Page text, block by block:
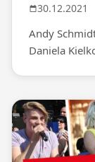
30.12.2021
Andy
Daniela